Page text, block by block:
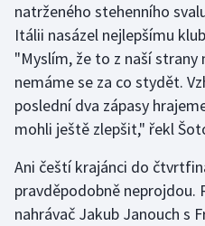
Plážový volejbal
Ragby
Rychlobruslení
Rychlostní kanoistika
Short track
natrženého stehenního
Itálii nasázel nejlepšímu
"Myslím, že to z naší strany
nemáme se za co stydět.
poslední dva zápasy
mohli ještě zlepšit," řekl
Ani čeští krajánci do
pravděpodobně neprojdou.
nahrávač Jakub Janouch s